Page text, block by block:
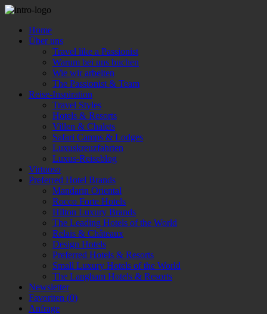
Home
Über uns
Travel like a Passionist
Warum bei uns buchen
Wie wir arbeiten
The Passionist & Team
Reise-Inspiration
Travel Styles
Hotels & Resorts
Villen & Chalets
Safari Camps & Lodges
Luxuskreuzfahrten
Luxus-Reiseblog
Virtuoso
Preferred Hotel Brands
Mandarin Oriental
Rocco Forte Hotels
Hilton Luxury Brands
The Leading Hotels of the World
Relais & Châteaux
Design Hotels
Preferred Hotels & Resorts
Small Luxury Hotels of the World
The Langham Hotels & Resorts
Newsletter
Favoriten (0)
Anfrage